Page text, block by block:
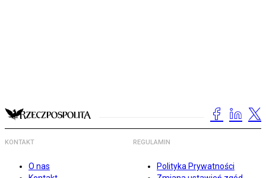
KONTAKT
O nas
REGULAMIN
Polityka Prywatności